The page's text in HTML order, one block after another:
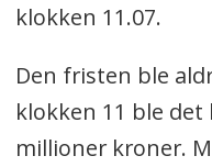
klokken 11.07.
Den fristen ble
klokken 11 ble
millioner kroner.